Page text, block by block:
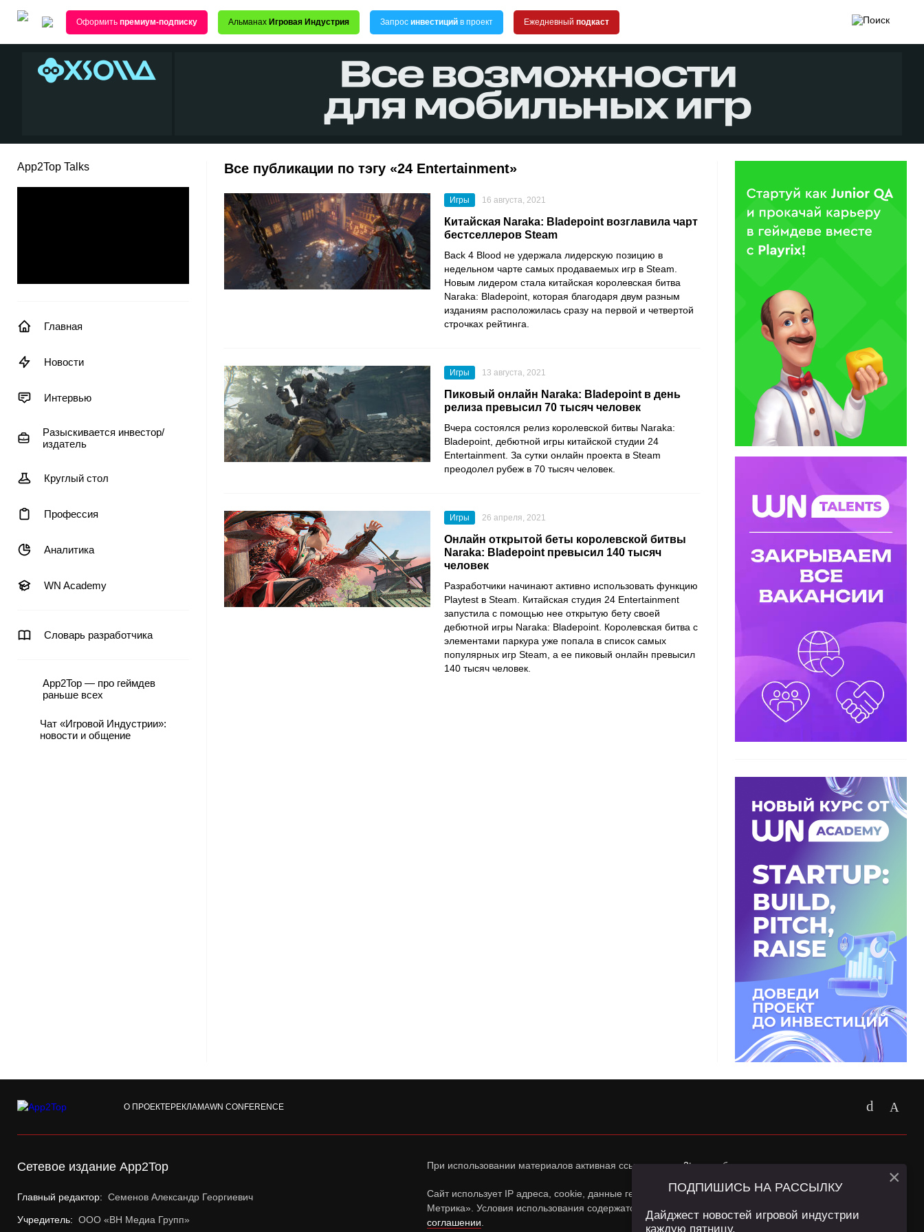
Оформить премиум-подписку Альманах Игровая Индустрия Запрос инвестиций в проект Ежедневный подкаст
App2Top Talks
Главная
Новости
Интервью
Разыскивается инвестор/
издатель
Круглый стол
Профессия
Аналитика
WN Academy
Словарь разработчика
App2Top — про геймдев
раньше всех
Чат «Игровой Индустрии»:
новости и общение
Все публикации по тэгу «24 Entertainment»
Игры 16 августа, 2021
Китайская Naraka: Bladepoint возглавила чарт
бестселлеров Steam
Back 4 Blood не удержала лидерскую позицию в
недельном чарте самых продаваемых игр в Steam
Новым лидером стала китайская королевская битва
Naraka: Bladepoint , которая благодаря двум разным
изданиям расположилась сразу на первой и четвертой
строчках рейтинга.
Игры 13 августа, 2021
Пиковый онлайн Naraka: Bladepoint в день
релиза превысил 70 тысяч человек
Вчера состоялся релиз королевской битвы Naraka:
Bladepoint , дебютной игры китайской студии 24
Entertainment . За сутки онлайн проекта в Steam
преодолел рубеж в 70 тысяч человек.
Игры 26 апреля, 2021
Онлайн открытой беты королевской битвы
Naraka: Bladepoint превысил 140 тысяч
человек
Разработчики начинают активно использовать функцию
Playtest в Steam . Китайская студия 24 Entertainment
запустила с помощью нее открытую бету своей
дебютной игры Naraka: Bladepoint . Королевская битва с
элементами паркура уже попала в список самых
популярных игр Steam, а ее пиковый онлайн превысил
140 тысяч человек.
О ПРОЕКТЕРЕКЛАМАWN CONFERENCE
Сетевое издание App2Top
Главный редактор: Семенов Александр Георгиевич
Учредитель: ООО «ВН Медиа Групп»
При использовании материалов активная ссылка наapp2top.ruобязательна.
Сайт использует IP адреса, cookie, данные геолокации Пользователей сайта и сервис «Яндекс
Метрика». Условия использования содержатся в
Политике конфиденциальностии
соглашении
ПОДПИШИСЬ НА РАССЫЛКУ
Дайджест новостей игровой индустрии
каждую пятницу.
×